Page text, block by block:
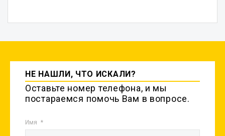
НЕ НАШЛИ, ЧТО ИСКАЛИ?
Оставьте номер телефона, и мы
постараемся помочь Вам в вопросе.
Имя